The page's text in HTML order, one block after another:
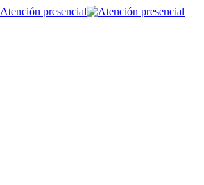
Atención presencial